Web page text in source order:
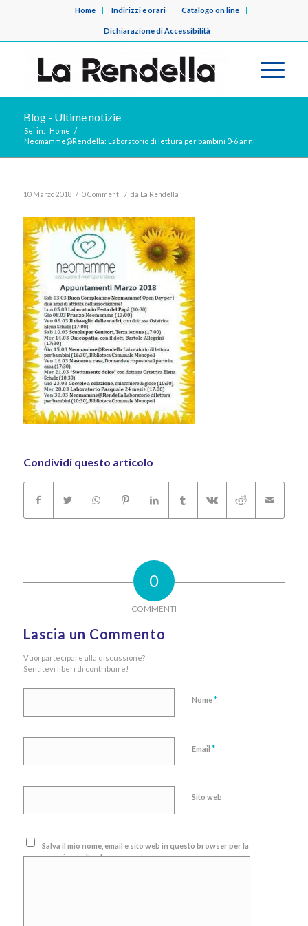
Home Indirizzi e orari Catalogo on line
Dichiarazione di Accessibilità
Blog - Ultime notizie
Sei in: Home /
Neomamme@Rendella: Laboratorio di lettura per bambini 0-6 anni
10 Marzo 2018 / 0 Commenti / da La Rendella
Condividi questo articolo
0
COMMENTI
Lascia un Commento
Vuoi partecipare alla discussione?
Sentitevi liberi di contribuire!
Nome*
Email *
Sito web
Salva il mio nome, email e sito web in questo browser per la
prossima volta che commento.